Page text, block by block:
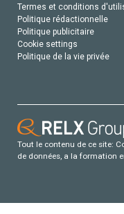
Termes et conditions
Politique rédactionnelle
Politique publicitaire
Cookie settings
Politique de la vie privée
Tout le contenu de ce site:
de données, a la formation